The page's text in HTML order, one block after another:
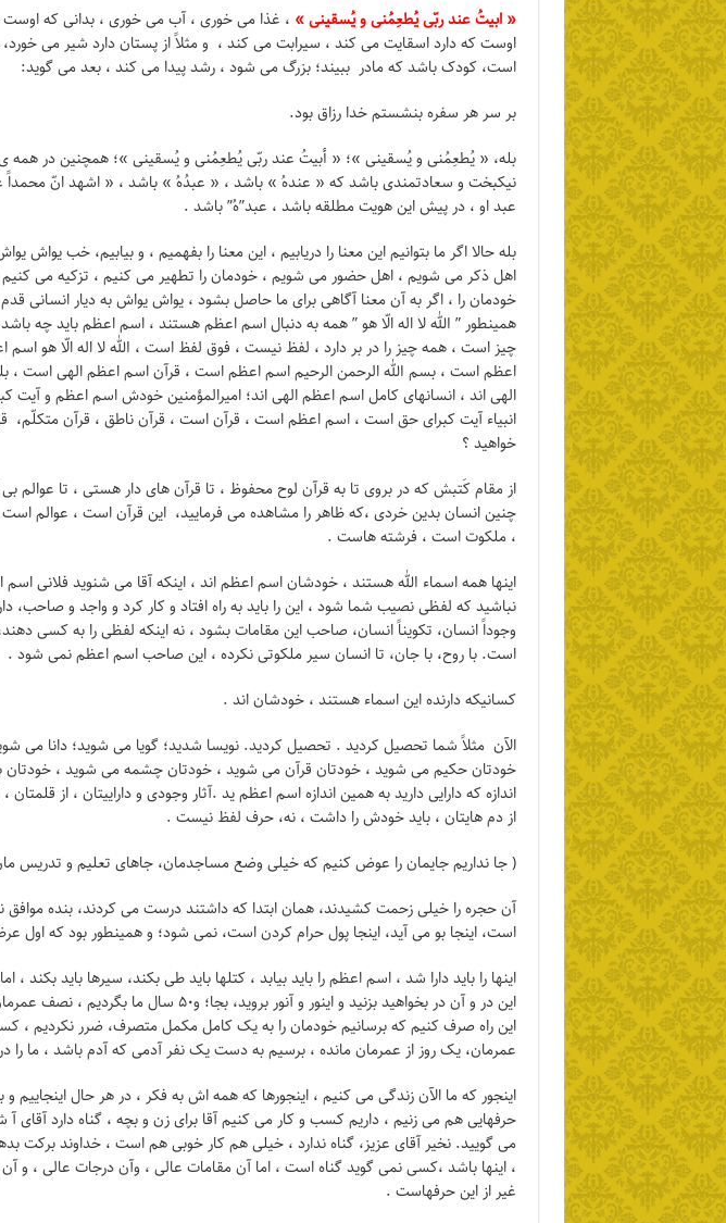
« ابیتُ عند ربّی یُطعِمُنی و یُسقینی » ، غذا می خوری ، آب می خوری ، بدانی که اوست
اوست که دارد اسقایت می کند ، سیرابت می کند ، و مثلاً از پستان دارد شیر می
است، کودک باشد که مادر ببیند؛ بزرگ می شود ، رشد پیدا می کند ، بعد می گوید:
بر سر هر سفره بنشستم خدا رزاق بود.
بله، « یُطعِمُنی و یُسقینی »؛ « أبیتُ عند ربّی یُطعِمُنی و یُسقینی »؛ همچنین در همه
نیکبخت و سعادتمندی باشد که « عندهُ » باشد ، « عبدُهُ » باشد ، « اشهد انّ محمداً
عبد او ، در پیش این هویت مطلقه باشد ، عبد”هُ” باشد .
بله حالا اگر ما بتوانیم این معنا را دریابیم ، این معنا را بفهمیم ، و بیابیم، خب
اهل ذکر می شویم ، اهل حضور می شویم ، خودمان را تطهیر می کنیم ، تزکیه می
خودمان را ، اگر به آن معنا آگاهی برای ما حاصل بشود ، یواش یواش به دیار انسانی قدم
همینطور ” الله لا اله الّا هو ” همه به دنبال اسم اعظم هستند ، اسم اعظم باید چه
چیز است ، همه چیز را در بر دارد ، لفظ نیست ، فوق لفظ است ، الله لا اله الّا هو
اعظم است ، بسم الله الرحمن الرحیم اسم اعظم است ، قرآن اسم اعظم الهی است ،
الهی اند ، انسانهای کامل اسم اعظم الهی اند؛ امیرالمؤمنین خودش اسم اعظم و
انبیاء آیت کبرای حق است ، اسم اعظم است ، قرآن است ، قرآن ناطق ، قرآن متکلّم،
خواهید ؟
از مقام کَتبش که در بروی تا به قرآن لوح محفوظ ، تا قرآن های دار هستی ، تا عوالم
چنین انسان بدین خردی ،که ظاهر را مشاهده می فرمایید، این قرآن است ، عوالم
، ملکوت است ، فرشته هاست .
اینها همه اسماء الله هستند ، خودشان اسم اعظم اند ، اینکه آقا می شنوید فلانی اسم
نباشید که لفظی نصیب شما شود ، این را باید به راه افتاد و کار کرد و واجد و صاحب،
وجوداً انسان، تکویناً انسان، صاحب این مقامات بشود ، نه اینکه لفظی را به کسی
است. با روح، با جان، تا انسان سیر ملکوتی نکرده ، این صاحب اسم اعظم نمی شود .
کسانیکه دارنده این اسماء هستند ، خودشان اند .
الآن مثلاً شما تحصیل کردید . تحصیل کردید. نویسا شدید؛ گویا می شوید؛ دانا می
خودتان حکیم می شوید ، خودتان قرآن می شوید ، خودتان چشمه می شوید ، خودتان
اندازه که دارایی دارید به همین اندازه اسم اعظم ید .آثار وجودی و داراییتان ، از قلمتان ،
از دم هایتان ، باید خودش را داشت ، نه، حرف لفظ نیست .
( جا نداریم جایمان را عوض کنیم که خیلی وضع مساجدمان، جاهای تعلیم و تدریس
آن حجره را خیلی زحمت کشیدند، همان ابتدا که داشتند درست می کردند، بنده موافق
است، اینجا بو می آید، اینجا پول حرام کردن است، نمی شود؛ و همینطور بود که اول
اینها را باید دارا شد ، اسم اعظم را باید بیابد ، کتلها باید طی بکند، سیرها باید
این در و آن در بخواهید بزنید و اینور و آنور بروید،
این راه صرف کنیم که برسانیم خودمان را به یک کامل مکمل متصرف، ضرر نکردیم ،
عمرمان، یک روز از عمرمان مانده ، برسیم به دست یک نفر آدمی که آدم باشد ، ما را
اینجور که ما الآن زندگی می کنیم ، اینجورها که همه اش به فکر ، در هر حال اینجاییم و
حرفهایی هم می زنیم ، داریم کسب و کار می کنیم آقا برای زن و بچه ، گناه دارد آقای آ
می گویید. نخیر آقای عزیز، گناه ندارد ، خیلی هم کار خوبی هم است ، خداوند برکت
، اینها باشد ،کسی نمی گوید گناه است ، اما آن مقامات عالی ، وآن درجات عالی ، و
غیر از این حرفهاست .